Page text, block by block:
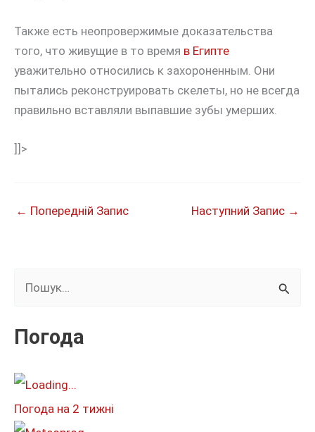
Также есть неопровержимые доказательства
того, что живущие в то время в Египте
уважительно относились к захороненным. Они
пытались реконструировать скелеты, но не всегда
правильно вставляли выпавшие зубы умерших.
]]>
← Попередній Запис Наступний Запис →
к
т
:
Погода
Погода на 2 тижні